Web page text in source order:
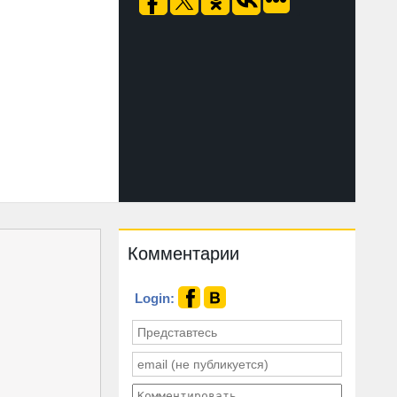
Комментарии
Login: